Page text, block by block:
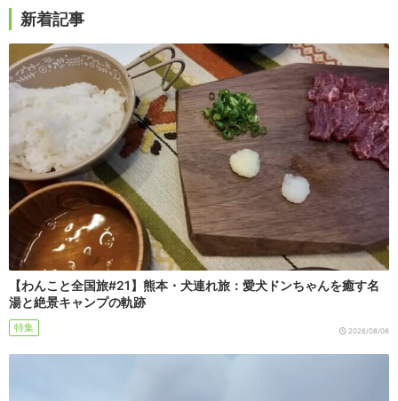
新着記事
【わんこと全国旅#21】熊本・犬連れ旅：愛犬ドンちゃんを癒す名
湯と絶景キャンプの軌跡
特集 2026/08/08